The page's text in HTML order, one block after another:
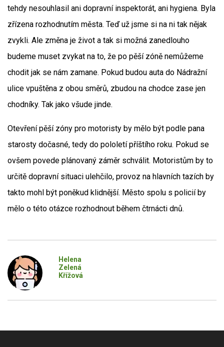
tehdy nesouhlasil ani dopravní inspektorát, ani hygiena. Byla
zřízena rozhodnutím města. Teď už jsme si na ni tak nějak
zvykli. Ale změna je život a tak si možná zanedlouho
budeme muset zvykat na to, že po pěší zóně nemůžeme
chodit jak se nám zamane. Pokud budou auta do Nádražní
ulice vpuštěna z obou směrů, zbudou na chodce zase jen
chodníky. Tak jako všude jinde.
Otevření pěší zóny pro motoristy by mělo být podle pana
starosty dočasné, tedy do pololetí příštího roku. Pokud se
ovšem povede plánovaný záměr schválit. Motoristům by to
určitě dopravní situaci ulehčilo, provoz na hlavních tazích by
takto mohl být poněkud klidnější. Město spolu s policií by
mělo o této otázce rozhodnout během čtrnácti dnů.
Helena
Zelená
Křížová